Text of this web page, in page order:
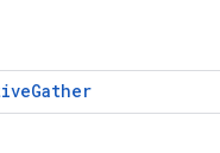
Gather